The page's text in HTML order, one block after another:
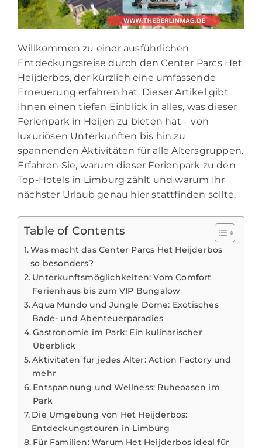
Willkommen zu einer ausführlichen
Entdeckungsreise durch den Center Parcs Het
Heijderbos, der kürzlich eine umfassende
Erneuerung erfahren hat. Dieser Artikel gibt
Ihnen einen tiefen Einblick in alles, was dieser
Ferienpark in Heijen zu bieten hat – von
luxuriösen Unterkünften bis hin zu
spannenden Aktivitäten für alle Altersgruppen.
Erfahren Sie, warum dieser Ferienpark zu den
Top-Hotels in Limburg zählt und warum Ihr
nächster Urlaub genau hier stattfinden sollte.
Table of Contents
Was macht das Center Parcs Het Heijderbos
so besonders?
Unterkunftsmöglichkeiten: Vom Comfort
Ferienhaus bis zum VIP Bungalow
Aqua Mundo und Jungle Dome: Exotisches
Bade- und Abenteuerparadies
Gastronomie im Park: Ein kulinarischer
Überblick
Aktivitäten für jedes Alter: Action Factory und
mehr
Entspannung und Wellness: Ruheoasen im
Park
Die Umgebung von Het Heijderbos:
Entdeckungstouren in Limburg
Für Familien: Warum Het Heijderbos ideal für